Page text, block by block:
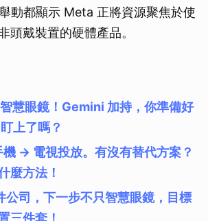
動都顯示 Meta 正將資源聚焦於使
頭戴裝置的硬體產品。
慧眼鏡！Gemini 加持，你準備好
上了嗎？
→ 電視投放。有沒有替代方案？
麼方法！
公司，下一步不只智慧眼鏡，目標
三件套！